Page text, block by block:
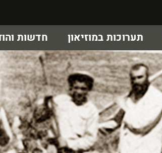
תערוכות במוזיאון חדשות